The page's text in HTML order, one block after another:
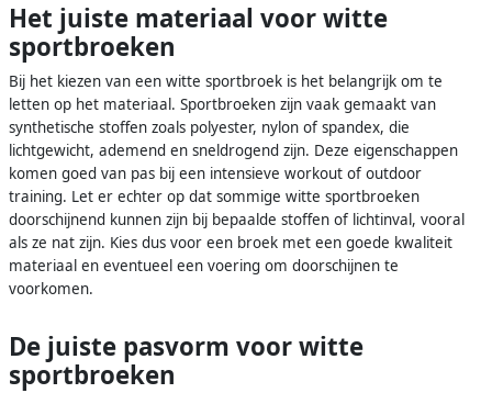
Het juiste materiaal voor witte
sportbroeken
Bij het kiezen van een witte sportbroek is het belangrijk om te
letten op het materiaal. Sportbroeken zijn vaak gemaakt van
synthetische stoffen zoals polyester, nylon of spandex, die
lichtgewicht, ademend en sneldrogend zijn. Deze eigenschappen
komen goed van pas bij een intensieve workout of outdoor
training. Let er echter op dat sommige witte sportbroeken
doorschijnend kunnen zijn bij bepaalde stoffen of lichtinval, vooral
als ze nat zijn. Kies dus voor een broek met een goede kwaliteit
materiaal en eventueel een voering om doorschijnen te
voorkomen.
De juiste pasvorm voor witte
sportbroeken